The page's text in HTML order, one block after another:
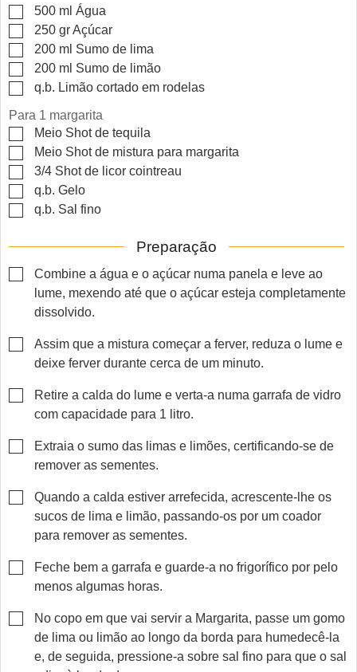
▢
500 ml Água
▢
250 grAçúcar
▢
200 ml Sumo de lima
▢
200 ml Sumo de limão
▢
q.b. Limão cortado em rodelas
Para 1 margarita
▢
Meio Shot de tequila
▢
Meio Shot de mistura para margarita
▢
3/4 Shot de licor cointreau
▢
q.b. Gelo
▢
q.b. Sal fino
Preparação
▢
Combine a água e o açúcar numa panela e leve ao
lume, mexendo até que o açúcar esteja completamente
dissolvido.
▢
Assim que a mistura começar a ferver, reduza o lume e
deixe ferver durante cerca de um minuto.
▢
Retire a calda do lume e verta-a numa garrafa de vidro
com capacidade para 1 litro.
▢
Extraia o sumo das limas e limões, certificando-se de
remover as sementes.
▢
Quando a calda estiver arrefecida, acrescente-lhe os
sucos de lima e limão, passando-os por um coador
para remover as sementes.
▢
Feche bem a garrafa e guarde-a no frigorífico por pelo
menos algumas horas.
▢
No copo em que vai servir a Margarita, passe um gomo
de lima ou limão ao longo da borda para humedecê-la
e, de seguida, pressione-a sobre sal fino para que o sal